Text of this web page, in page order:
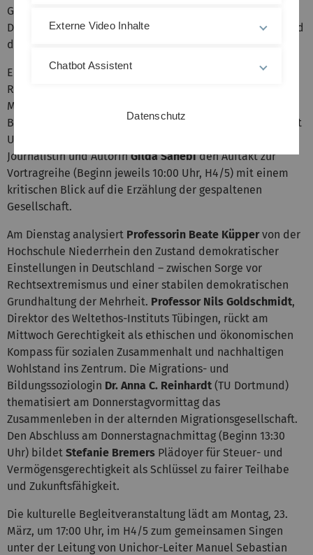
Gemeinsamkeiten und Verbindendes neu zu entdecken.
Daneben gibt es Arbeitskreise, Raum für Begegnungen und
die beliebten Mittwochsangebote.
Eröffnet wird die Frühjahrsakademie von Professor Dieter
Rautenbach, Vize-Präsident für Karriere, am Montag, 23.
März, 9:30 Uhr im H4/5. Ein Grußwort spricht Iris Mann,
Bürgermeisterin für Kultur, Bildung und Soziales der Stadt
Ulm. Danach macht die Politikwissenschaftlerin,
Journalistin und AutorinGilda Sahebiden Auftakt zur
Vortragreihe (Beginn jeweils 10:00 Uhr, H4/5) mit einem
kritischen Blick auf die Erzählung der gespaltenen
Gesellschaft.
Am Dienstag analysiert Professorin Beate Küppervon der
Hochschule Niederrhein den Zustand demokratischer
Einstellungen in Deutschland – zwischen Sorge vor
Rechtsextremismus und einer stabilen demokratischen
Grundhaltung der Mehrheit. Professor Nils Goldschmidt,
Direktor des Weltethos-Instituts Tübingen, rückt am
Mittwoch Gerechtigkeit als ethischen und ökonomischen
Kompass für sozialen Zusammenhalt und nachhaltigen
Wohlstand ins Zentrum. Die Migrations- und
Bildungssoziologin Dr. Anna C. Reinhardt (TU Dortmund)
thematisiert am Donnerstagvormittag das
Zusammenleben in der alternden Migrationsgesellschaft.
Den Abschluss am Donnerstagnachmittag (Beginn 13:30
Uhr) bildet Stefanie Bremers Plädoyer für Steuer- und
Vermögensgerechtigkeit als Schlüssel zu fairer Teilhabe
und Zukunftsfähigkeit.
Die kulturelle Begleitveranstaltung lädt am Montag, 23.
März, um 17:00 Uhr, im H4/5 zum gemeinsamen Singen
unter der Leitung von Unichor-Leiter Manuel Sebastian
Externe Video Inhalte
Chatbot Assistent
Datenschutz